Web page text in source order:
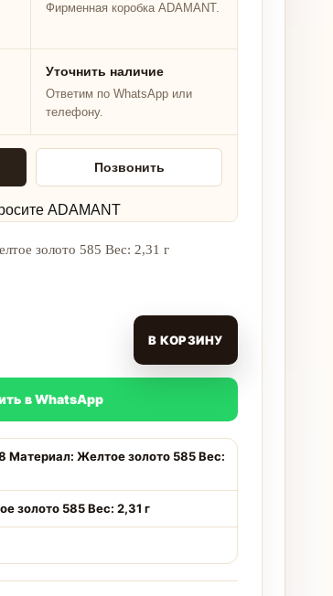
Фирменная коробка ADAMANT.
Уточнить наличие
Ответим по WhatsApp или
телефону.
Позвонить
ADAMANT
золото 585 Вес: 2,31 г
В КОРЗИНУ
в WhatsApp
Материал: Желтое золото 585 Вес:
золото 585 Вес: 2,31 г